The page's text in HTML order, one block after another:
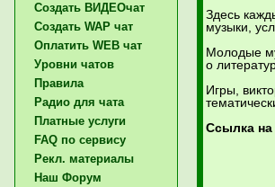
Создать ВИДЕОчат
Создать WAP чат
Оплатить WEB чат
Уровни чатов
Правила
Радио для чата
Платные услуги
FAQ по сервису
Рекл. материалы
Наш Форум
Здесь
музыки,
Молодые
о
Игры,
Ссылка на